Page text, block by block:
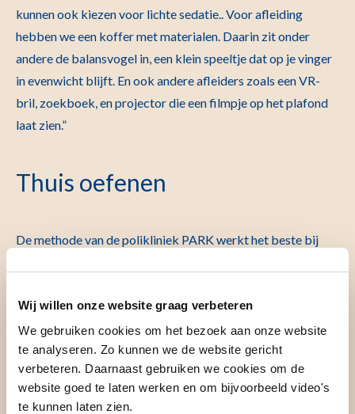
Wij willen onze website graag verbeteren
We gebruiken cookies om het bezoek aan onze website
te analyseren. Zo kunnen we de website gericht
verbeteren. Daarnaast gebruiken we cookies om de
website goed te laten werken en om bijvoorbeeld video's
te kunnen laten zien.
kunnen ook kiezen voor lichte sedatie.. Voor afleiding
hebben we een koffer met materialen. Daarin zit onder
andere de balansvogel in, een klein speeltje dat op je vinger
in evenwicht blijft. En ook andere afleiders zoals een VR-
bril, zoekboek, en projector die een filmpje op het plafond
laat zien.”
Thuis oefenen
De methode van de polikliniek PARK werkt het beste bij
terug, zodat we stap voor stap kunnen toewerken naar de
medische handeling. Soms is het al spannend om de
verdovende zalf op te doen. Dan oefent het kind dat thuis.
Ook het omdoen van de stuwband kan het kind thuis
oefenen. We werken in kleine stappen, geven veel steun, en